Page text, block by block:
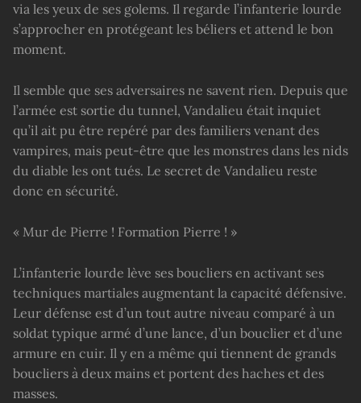
via les yeux de ses golems. Il regarde l’infanterie lourde
s’approcher en protégeant les béliers et attend le bon
moment.
Il semble que ses adversaires ne savent rien. Depuis que
l’armée est sortie du tunnel, Vandalieu était inquiet
qu’il ait pu être repéré par des familiers venant des
vampires, mais peut-être que les monstres dans les nids
du diable les ont tués. Le secret de Vandalieu reste
donc en sécurité.
« Mur de Pierre ! Formation Pierre ! »
L’infanterie lourde lève ses boucliers en activant ses
techniques martiales augmentant la capacité défensive.
Leur défense est d’un tout autre niveau comparé à un
soldat typique armé d’une lance, d’un bouclier et d’une
armure en cuir. Il y en a même qui tiennent de grands
boucliers à deux mains et portent des haches et des
masses.